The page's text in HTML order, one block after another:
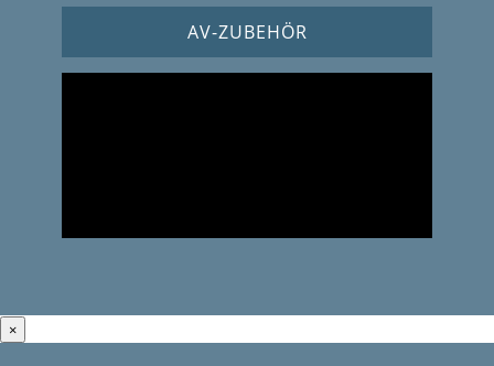
AV-ZUBEHÖR
×